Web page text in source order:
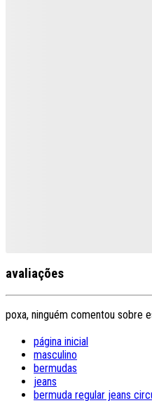
avaliações
poxa, ninguém comentou sobre
página inicial
masculino
bermudas
jeans
bermuda regular jeans